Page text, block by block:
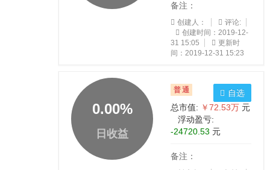
备注：
创建人：
评论:
创建时间：2019-12-
31 15:05
更新时
间：2019-12-31 15:23
0.00%
日收益
普通
总市值: ￥72.53万 元
浮动盈亏:
-24720.53 元
备注：
自选